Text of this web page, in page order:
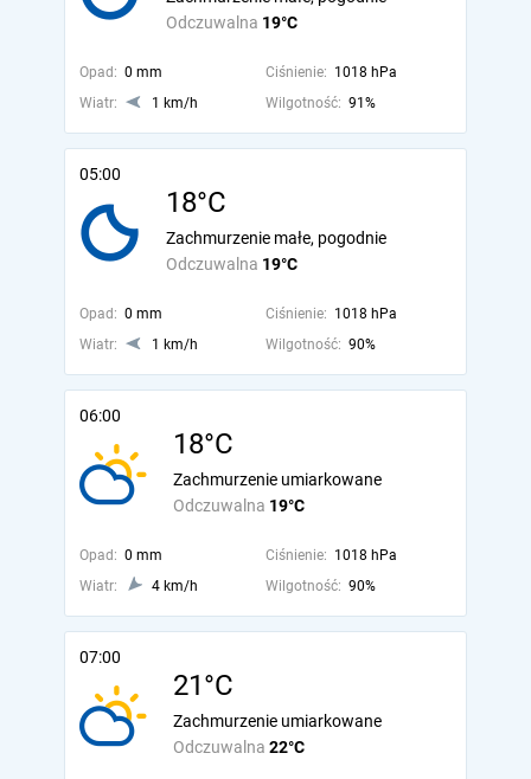
Odczuwalna 19°C
Opad: 0 mm Ciśnienie: 1018 hPa
Wiatr:
1 km/h Wilgotność: 91%
05:00
18°C
Odczuwalna 19°C
Zachmurzenie małe, pogodnie
Opad: 0 mm Ciśnienie: 1018 hPa
Wiatr:
1 km/h Wilgotność: 90%
06:00
18°C
Odczuwalna 19°C
Zachmurzenie umiarkowane
Opad: 0 mm Ciśnienie: 1018 hPa
Wiatr:
4 km/h Wilgotność: 90%
07:00
21°C
Odczuwalna 22°C
Zachmurzenie umiarkowane